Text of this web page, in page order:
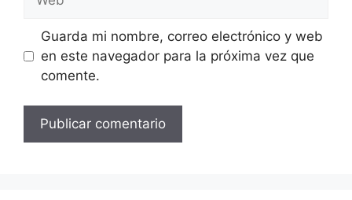
Guarda mi nombre, correo electrónico y web
en este navegador para la próxima vez que
comente.